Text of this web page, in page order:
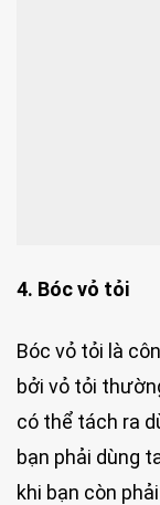
4. Bóc vỏ tỏi
Bóc vỏ tỏi là
bởi vỏ tỏi
có thể tách ra
bạn phải dùng
khi bạn còn